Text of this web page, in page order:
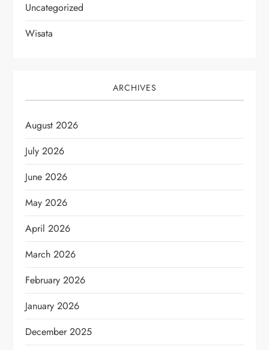
Uncategorized
Wisata
ARCHIVES
August 2026
July 2026
June 2026
May 2026
April 2026
March 2026
February 2026
January 2026
December 2025